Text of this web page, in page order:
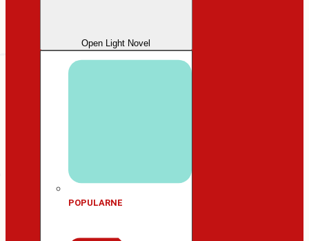
Open Light Novel
POPULARNE